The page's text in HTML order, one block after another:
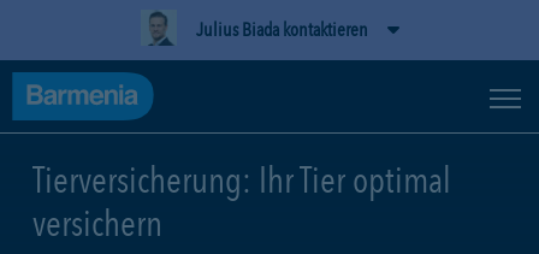
Julius Biada kontaktieren
Tierversicherung: Ihr Tier optimal
versichern